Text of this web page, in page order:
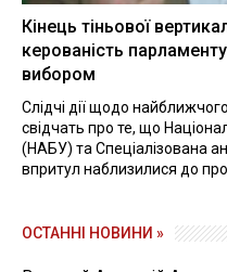
Кінець тіньової
керованість
вибором
Слідчі дії щодо
свідчать про те, що
(НАБУ) та Спеціалізована
впритул наблизилися до
ОСТАННІ НОВИНИ »